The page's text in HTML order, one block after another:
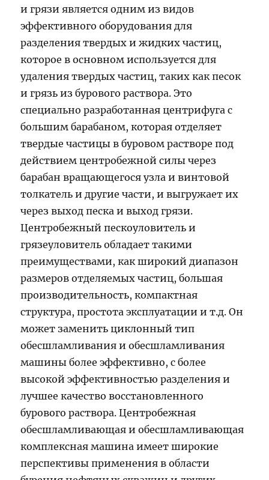
и грязи является одним из видов
эффективного оборудования для
разделения твердых и жидких частиц,
которое в основном используется для
удаления твердых частиц, таких как песок
и грязь из бурового раствора. Это
специально разработанная центрифуга с
большим барабаном, которая отделяет
твердые частицы в буровом растворе под
действием центробежной силы через
барабан вращающегося узла и винтовой
толкатель и другие части, и выгружает их
через выход песка и выход грязи.
Центробежный пескоуловитель и
грязеуловитель обладает такими
преимуществами, как широкий диапазон
размеров отделяемых частиц, большая
производительность, компактная
структура, простота эксплуатации и т.д. Он
может заменить циклонный тип
обесшламливания и обесшламливания
машины более эффективно, с более
высокой эффективностью разделения и
лучшее качество восстановленного
бурового раствора. Центробежная
обесшламливающая и обесшламливающая
комплексная машина имеет широкие
перспективы применения в области